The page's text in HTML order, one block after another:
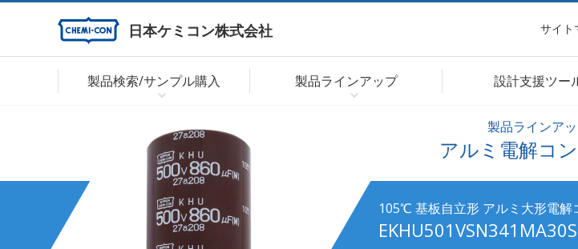
日本ケミコン株式会社 サイト
製品検索/サンプル購入 製品ラインアップ 設計支援ツー
製品ラインア
アルミ電解コ
105℃ 基板自立形 アルミ大形電解
EKHU501VSN341MA30S